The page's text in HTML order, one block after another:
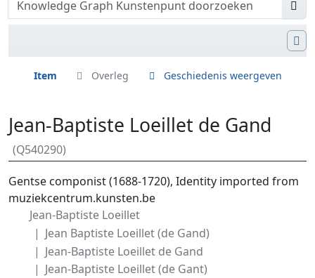
Item Overleg Geschiedenis weergeven
Jean-Baptiste Loeillet de Gand
(Q540290)
Ga naar:navigatie,zoeken
Gentse componist (1688-1720), Identity imported from
muziekcentrum.kunsten.be
Jean-Baptiste Loeillet
Jean Baptiste Loeillet (de Gand)
Jean-Baptiste Loeillet de Gand
Jean-Baptiste Loeillet (de Gant)